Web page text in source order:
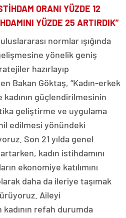
ORANI YÜZDE 12
YÜZDE 25 ARTIRDIK”
normlar ışığında
yönelik geniş
hazırlayıp
Bakan Göktaş, “Kadın-erkek
güçlendirilmesinin
geliştirme ve uygulama
edilmesi yönündeki
Son 21 yılda genel
kadın istihdamını
ekonomiye katılımını
daha da ileriye taşımak
Aileyi
refah durumda